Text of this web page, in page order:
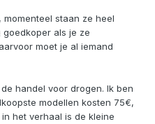
momenteel staan ze heel
als je ze
moet je al iemand
handel voor drogen. Ik ben
modellen kosten 75€,
het verhaal is de kleine